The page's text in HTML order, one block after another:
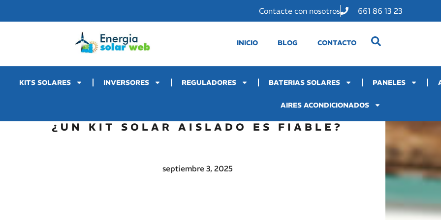
Contacte con nosotros 661 86 13 23
INICIO BLOG CONTACTO
KITS SOLARES INVERSORES REGULADORES BATERIAS SOLARES PANELES
AIRES ACONDICIONADOS
¿UN KIT SOLAR AISLADO ES FIABLE?
septiembre 3, 2025